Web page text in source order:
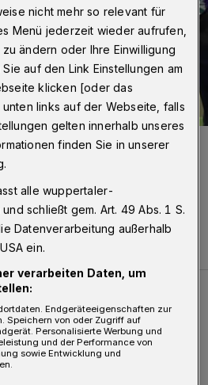
City
nicht mehr so relevant für
Menü jederzeit wieder aufrufen,
ändern oder Ihre Einwilligung
auf den Link Einstellungen am
klicken [oder das
links auf der Webseite, falls
gelten innerhalb unseres
finden Sie in unserer
alle wuppertaler-
schließt gem. Art. 49 Abs. 1 S.
Datenverarbeitung außerhalb
ein.
verarbeiten Daten, um
Endgeräteeigenschaften zur
Speichern von oder Zugriff auf
Personalisierte Werbung und
und der Performance von
sowie Entwicklung und